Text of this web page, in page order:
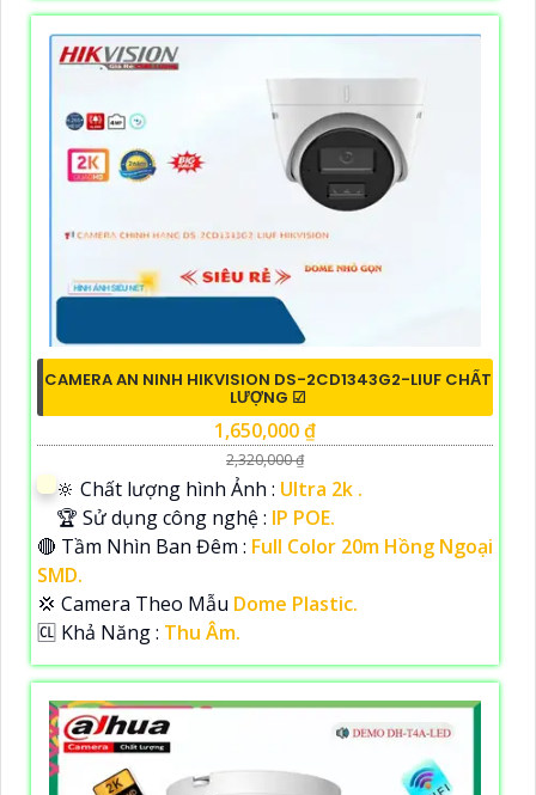
CAMERA AN NINH HIKVISION DS-2CD1343G2-LIUF CHẤT
LƯỢNG ☑
1,650,000 ₫
2,320,000 ₫
🔆 Chất lượng hình Ảnh : Ultra 2k .
🏆 Sử dụng công nghệ : IP POE.
🔴 Tầm Nhìn Ban Đêm : Full Color 20m Hồng Ngoại
SMD.
💢 Camera Theo Mẫu Dome Plastic.
️🆑 Khả Năng : Thu Âm.